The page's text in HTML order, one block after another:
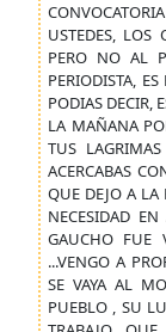
USTEDES,
PERO NO AL
PERIODISTA,
PODIAS DECIR,
LA MAÑANA
TUS
ACERCABAS
QUE DEJO A
NECESIDAD
GAUCHO FUE
...VENGO A
SE VAYA AL
PUEBLO , SU